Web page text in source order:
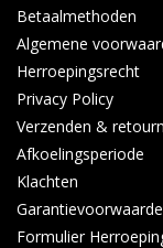
Betaalmethoden
Algemene
Herroepingsrecht
Privacy Policy
Verzenden &
Afkoelingsperiode
Klachten
Formulier